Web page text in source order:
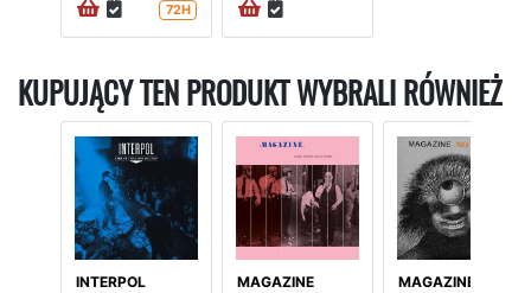
72H
KUPUJĄCY TEN PRODUKT WYBRALI RÓWNIEŻ
INTERPOL
MAGAZINE
MAGAZINE